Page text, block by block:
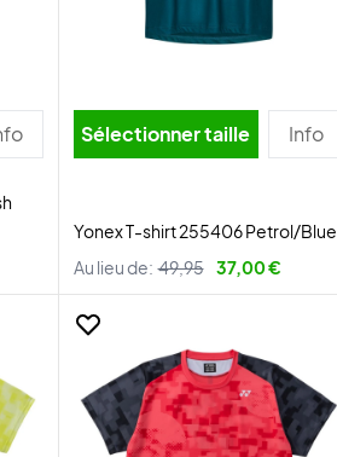
Sélectionner taille Info
Yonex T-shirt 255406 Petrol/Blue
Au lieu de: 49,95 37,00 €